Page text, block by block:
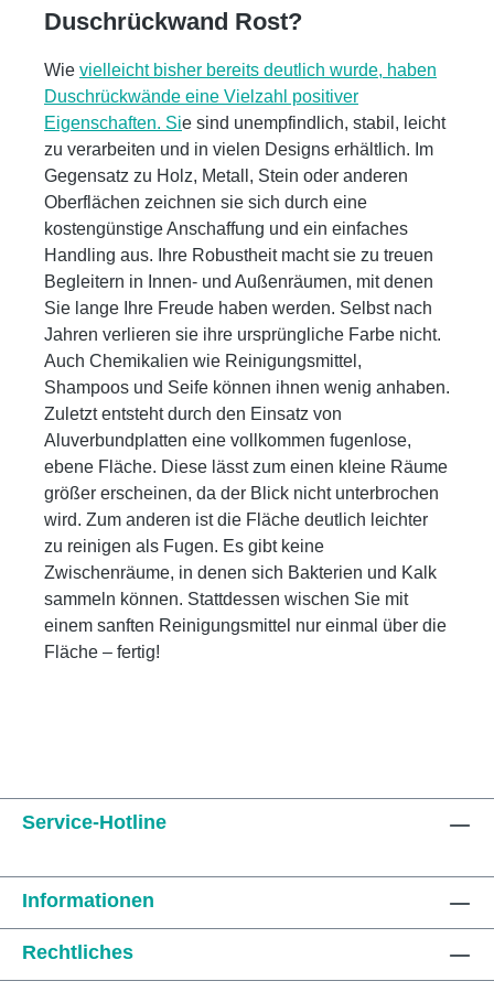
Duschrückwand Rost?
Wie vielleicht bisher bereits deutlich wurde, haben
Duschrückwände eine Vielzahl positiver
Eigenschaften. Sie sind unempfindlich, stabil, leicht
zu verarbeiten und in vielen Designs erhältlich. Im
Gegensatz zu Holz, Metall, Stein oder anderen
Oberflächen zeichnen sie sich durch eine
kostengünstige Anschaffung und ein einfaches
Handling aus. Ihre Robustheit macht sie zu treuen
Begleitern in Innen- und Außenräumen, mit denen
Sie lange Ihre Freude haben werden. Selbst nach
Jahren verlieren sie ihre ursprüngliche Farbe nicht.
Auch Chemikalien wie Reinigungsmittel,
Shampoos und Seife können ihnen wenig anhaben.
Zuletzt entsteht durch den Einsatz von
Aluverbundplatten eine vollkommen fugenlose,
ebene Fläche. Diese lässt zum einen kleine Räume
größer erscheinen, da der Blick nicht unterbrochen
wird. Zum anderen ist die Fläche deutlich leichter
zu reinigen als Fugen. Es gibt keine
Zwischenräume, in denen sich Bakterien und Kalk
sammeln können. Stattdessen wischen Sie mit
einem sanften Reinigungsmittel nur einmal über die
Fläche – fertig!
Service-Hotline
Informationen
Rechtliches